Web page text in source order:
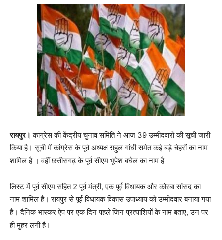
रायपुर। कांग्रेस की केंद्रीय चुनाव समिति ने आज 39 उम्मीदवारों की सूची जारी
किया है। सूची में कांग्रेस के पूर्व अध्यक्ष राहुल गांधी समेत कई बड़े चेहरों का नाम
शामिल है । वहीं छत्तीसगढ़ के पूर्व सीएम भूपेश बघेल का नाम है।
लिस्ट में पूर्व सीएम सहित 2 पूर्व मंत्री, एक पूर्व विधायक और कोरबा सांसद का
नाम शामिल है। रायपुर से पूर्व विधायक विकास उपाध्याय को उम्मीदवार बनाया गया
है। दैनिक भास्कर ऐप पर एक दिन पहले जिन प्रत्याशियों के नाम बताए, उन पर
ही मुहर लगी है।